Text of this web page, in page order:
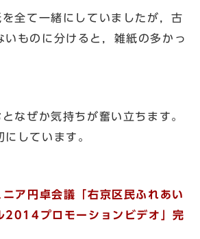
全て一緒にしていましたが，古
いものに分けると，雑紙の多かっ
なぜか気持ちが奮い立ちます。
しています。
ア円卓会議「右京区民ふれあい
2014プロモーションビデオ」完